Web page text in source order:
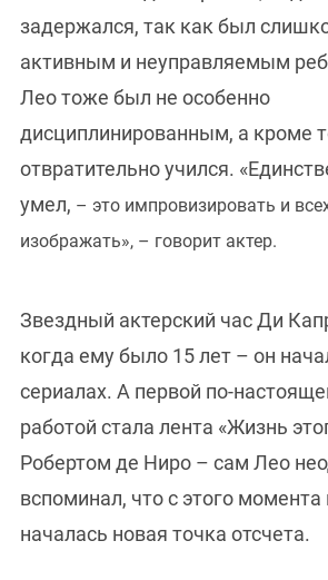
задержался, так как был
активным и неуправляемым
Лео тоже был не особенно
дисциплинированным, а кроме
отвратительно учился.
умел, – это импровизировать и
изображать», – говорит актер.
Звездный актерский час Ди
когда ему было 15 лет – он
сериалах. А первой по-
работой стала лента «Жизнь
Робертом де Ниро – сам Лео
вспоминал, что с этого момента
началась новая точка отсчета.